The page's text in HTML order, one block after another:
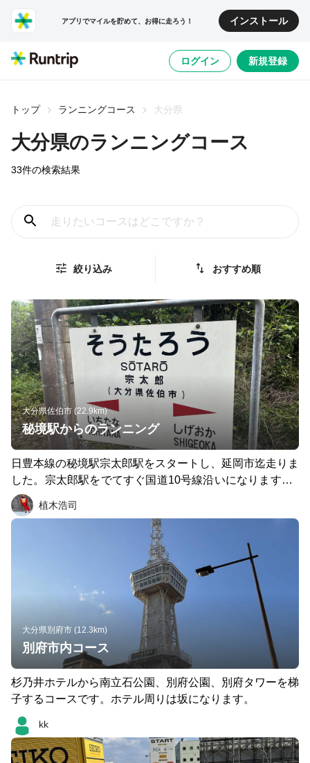
アプリでマイルを貯めて、お得に走ろう！ インストール
ログイン 新規登録
トップ ランニングコース 大分県
大分県のランニングコース
33件の検索結果
絞り込み おすすめ順
大分県佐伯市 (22.9km)
秘境駅からのランニング
日豊本線の秘境駅宗太郎駅をスタートし、延岡市迄走りま
した。宗太郎駅をでてすぐ国道10号線沿いになります。1
1キロくらいから日豊本線沿いに走り、16キロ過ぎから再
度国道10号線に合流し以後そこに沿って走りました。 16
キロくらいまでは信号もなく、クルマもかなり少なく、マ
イナスイオン感じながら走れました。 延岡駅までだと約2
7キロになります。今回は北延岡駅先のバス停で終了しま
した。 道中は18キロくらいにある道の駅までまともに店
はありませんので、水分と補給食をトレランザックに入れ
植木浩司
大分県別府市 (12.3km)
別府市内コース
杉乃井ホテルから南立石公園、別府公園、別府タワーを梯
子するコースです。ホテル周りは坂になります。
kk